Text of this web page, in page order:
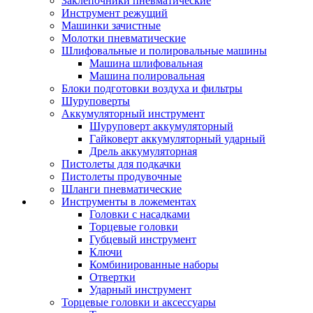
Инструмент режущий
Машинки зачистные
Молотки пневматические
Шлифовальные и полировальные машины
Машина шлифовальная
Машина полировальная
Блоки подготовки воздуха и фильтры
Шуруповерты
Аккумуляторный инструмент
Шуруповерт аккумуляторный
Гайковерт аккумуляторный ударный
Дрель аккумуляторная
Пистолеты для подкачки
Пистолеты продувочные
Шланги пневматические
Инструменты в ложементах
Головки с насадками
Торцевые головки
Губцевый инструмент
Ключи
Комбинированные наборы
Отвертки
Ударный инструмент
Торцевые головки и аксессуары